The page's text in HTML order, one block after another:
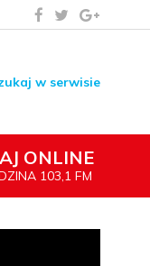
w serwisie
ONLINE
103,1 FM